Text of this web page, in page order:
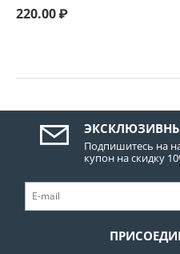
220.00₽
Подпишитесь на
купон на скидку